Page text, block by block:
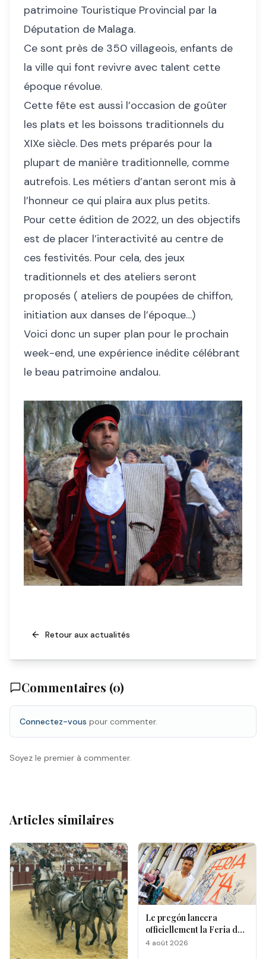
patrimoine Touristique Provincial par la
Députation de Malaga.
Ce sont près de 350 villageois, enfants de
la ville qui font revivre avec talent cette
époque révolue.
Cette fête est aussi l’occasion de goûter
les plats et les boissons traditionnels du
XIXe siècle. Des mets préparés pour la
plupart de manière traditionnelle, comme
autrefois. Les métiers d’antan seront mis à
l’honneur ce qui plaira aux plus petits.
Pour cette édition de 2022, un des objectifs
est de placer l’interactivité au centre de
ces festivités. Pour cela, des jeux
traditionnels et des ateliers seront
proposés ( ateliers de poupées de chiffon,
initiation aux danses de l’époque…)
Voici donc un super plan pour le prochain
week-end, une expérience inédite célébrant
le beau patrimoine andalou.
Retour aux actualités
Commentaires (0)
Connectez-vous pour commenter.
Soyez le premier à commenter.
Articles similaires
Le pregón lancera
officiellement la Feria de
Málaga 2026
4 août 2026